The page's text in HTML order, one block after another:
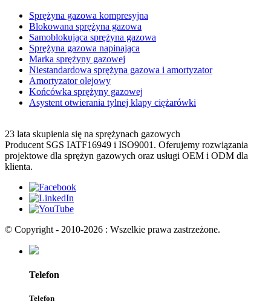
Sprężyna gazowa kompresyjna
Blokowana sprężyna gazowa
Samoblokująca sprężyna gazowa
Sprężyna gazowa napinająca
Marka sprężyny gazowej
Niestandardowa sprężyna gazowa i amortyzator
Amortyzator olejowy
Końcówka sprężyny gazowej
Asystent otwierania tylnej klapy ciężarówki
23 lata skupienia się na sprężynach gazowych
Producent SGS IATF16949 i ISO9001. Oferujemy rozwiązania
projektowe dla sprężyn gazowych oraz usługi OEM i ODM dla
klienta.
© Copyright - 2010-2026 : Wszelkie prawa zastrzeżone.
Telefon
Telefon